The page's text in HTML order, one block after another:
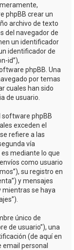
phpBB crear un
archivo de texto
del navegador de
un identificador
identificador de
id”),
phpBB. Una
por temas
cuales han sido
de usuario.
software phpBB
exceden el
refiere a las
vía
mediante lo que
como usuario
su registro en
y mensajes
mientras se haya
único de
de usuario”), una
(de aquí en
email personal